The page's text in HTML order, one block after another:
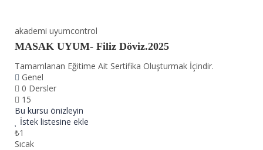
akademi uyumcontrol
MASAK UYUM- Filiz Döviz.2025
Tamamlanan Eğitime Ait Sertifika Oluşturmak İçindir.
Genel
0 Dersler
15
Bu kursu önizleyin
İstek listesine ekle
₺1
Sıcak